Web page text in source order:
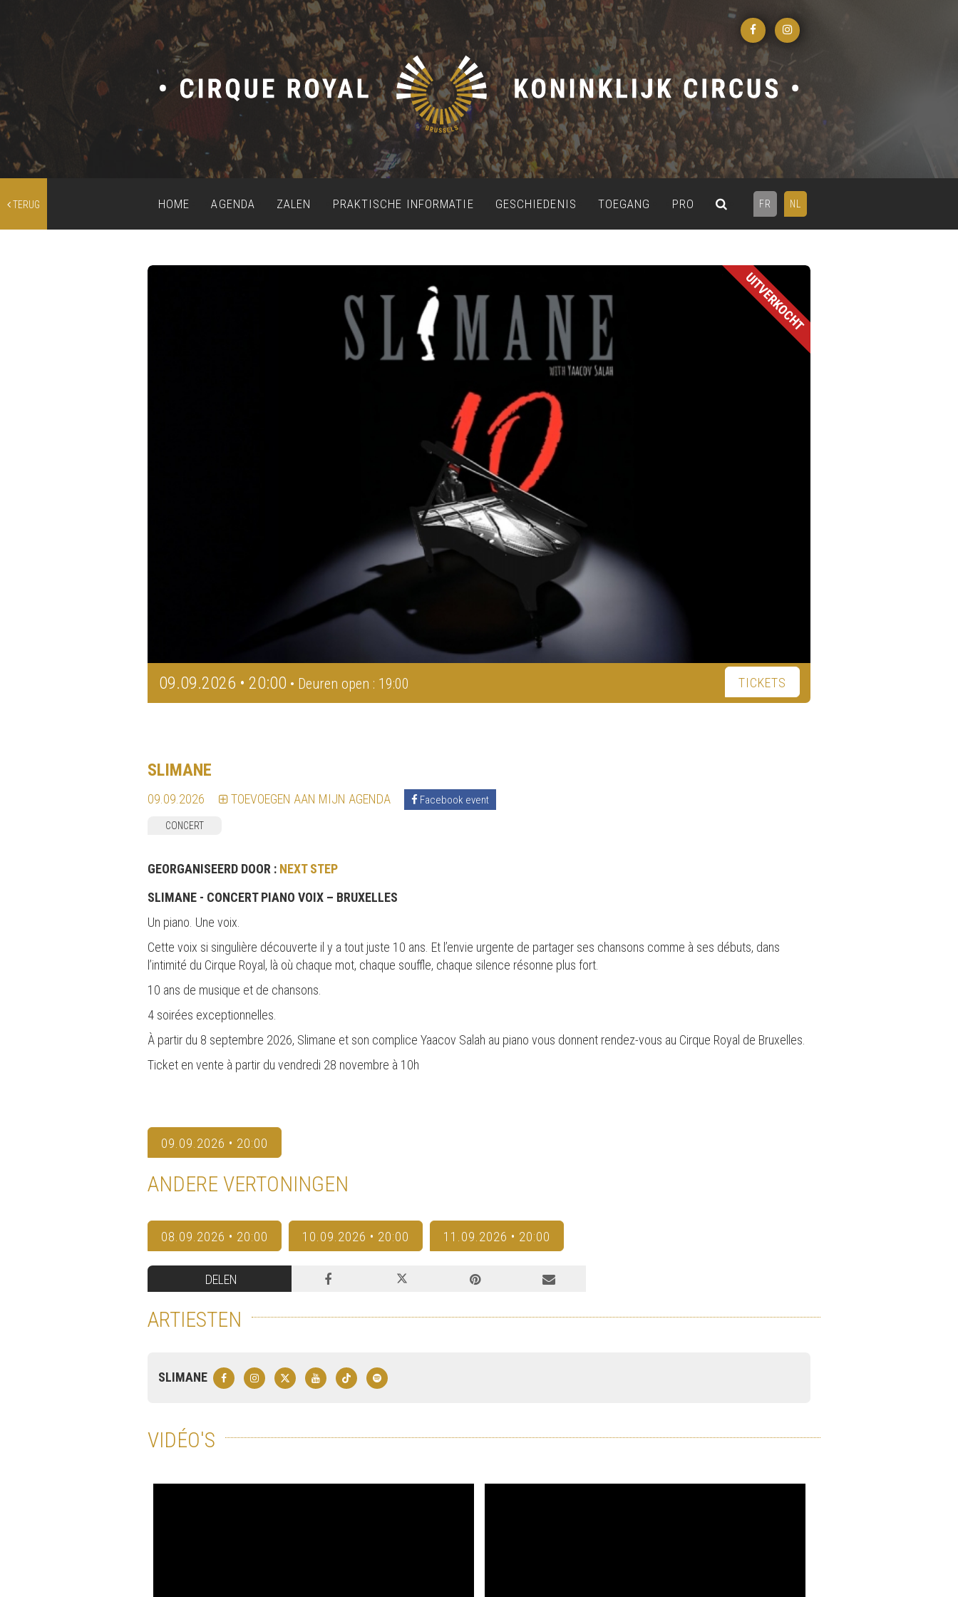
TERUG FR NL
HOME AGENDA ZALEN PRAKTISCHE INFORMATIE GESCHIEDENIS TOEGANG PRO
UITVERKOCHT
09.09.2026 • 20:00 • Deuren open : 19:00 TICKETS
SLIMANE
09.09.2026 TOEVOEGEN AAN MIJN AGENDA Facebook event
CONCERT
GEORGANISEERD DOOR : NEXT STEP
SLIMANE - CONCERT PIANO VOIX – BRUXELLES
Un piano. Une voix.
Cette voix si singulière découverte il y a tout juste 10 ans. Et l’envie urgente de partager ses chansons comme à ses débuts, dans
l’intimité du Cirque Royal, là où chaque mot, chaque souffle, chaque silence résonne plus fort.
10 ans de musique et de chansons.
4 soirées exceptionnelles.
À partir du 8 septembre 2026, Slimane et son complice Yaacov Salah au piano vous donnent rendez-vous au Cirque Royal de Bruxelles.
Ticket en vente à partir du vendredi 28 novembre à 10h
09.09.2026 • 20:00
ANDERE VERTONINGEN
08.09.2026 • 20:00 10.09.2026 • 20:00 11.09.2026 • 20:00
DELEN
ARTIESTEN
SLIMANE
VIDÉO'S